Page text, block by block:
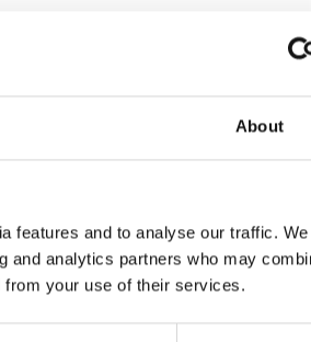
About
features and to analyse our traffic.
and analytics partners who may
from your use of their services.
och flera rutschkanor. Här
till vänster in på ringvägen och